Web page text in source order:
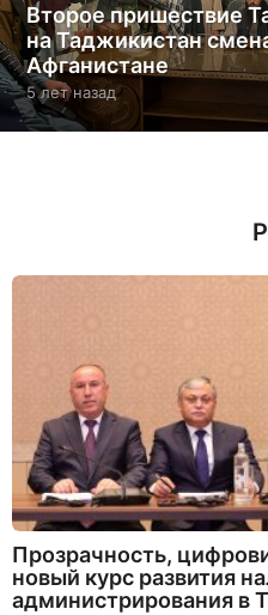
Второе пришествие
на Таджикистан
Афганистане
5 лет назад5
л
е
д
Прозрачность,
новый курс развития
администрирования в